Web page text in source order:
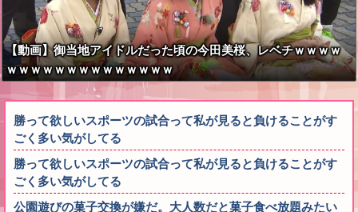
【動画】御当地アイドルだった頃の今田美桜、レベチｗｗｗｗ
ｗｗｗｗｗｗｗｗｗｗｗｗｗｗ
勝って欲しいスポーツの試合って私が見ると負けることがす
ごく多い気がしてる
勝って欲しいスポーツの試合って私が見ると負けることがす
ごく多い気がしてる
公園遊びの菓子交換が嫌だ。大人数だと菓子食べ放題みたい